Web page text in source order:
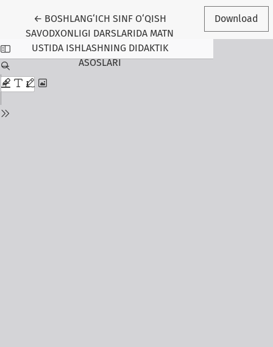
← Return to Article Details
BOSHLANG‘ICH SINF O‘QISH
SAVODXONLIGI DARSLARIDA MATN
USTIDA ISHLASHNING DIDAKTIK
ASOSLARI
Download